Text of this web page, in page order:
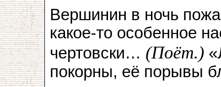
Вершинин в ночь
какое-то особенное
чертовски… (Поёт.)
покорны, её порывы